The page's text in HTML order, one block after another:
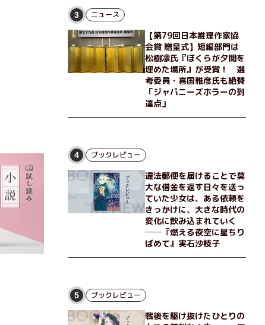
3 ニュース
【第79回日本推理作家協
会賞 贈呈式】短編部門は
松樹凛氏『ぼくらが夕闇を
埋めた場所』が受賞！ 選
考委員・喜国雅彦氏も絶賛
「ジャパニーズホラーの到
達点」
4 ブックレビュー
違法郵便を届けることで莫
大な借金を返す日々を送っ
ていた少女は、ある依頼を
きっかけに、大きな時代の
変化に飲み込まれていく
──『燃える夜空に星ちり
ばめて』実石沙枝子
5 ブックレビュー
戦後を駆け抜けたひとりの